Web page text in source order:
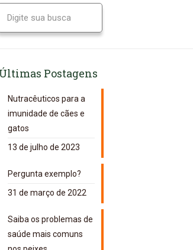
Últimas Postagens
Nutracêuticos para a
imunidade de cães e
gatos
13 de julho de 2023
Pergunta exemplo?
31 de março de 2022
Saiba os problemas de
saúde mais comuns